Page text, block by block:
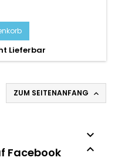
Lieferbar
ZUM SEITENANFANG 


Facebook